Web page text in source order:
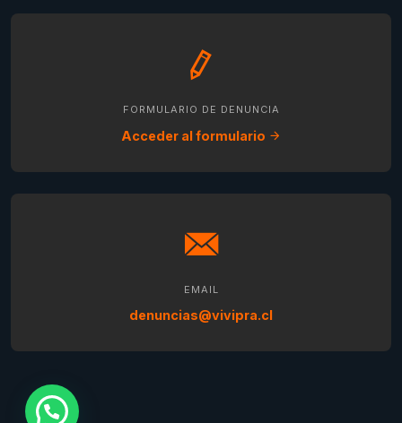
FORMULARIO DE DENUNCIA
Acceder al formulario
EMAIL
denuncias@vivipra.cl